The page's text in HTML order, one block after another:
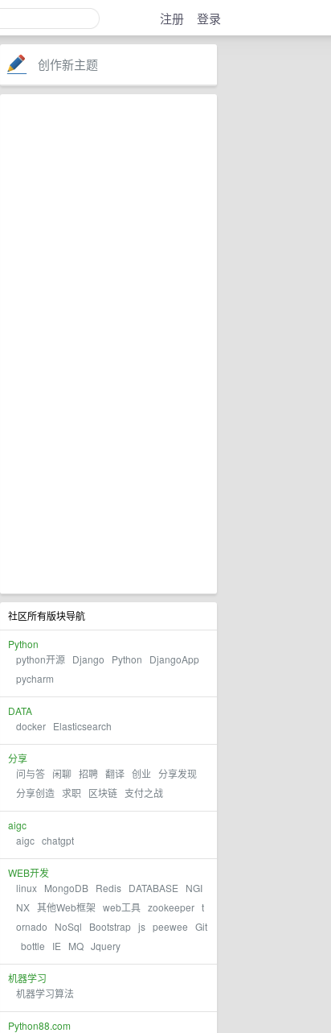
注册 登录
创作新主题
社区所有版块导航
Python
python开源 Django Python
DjangoApp
pycharm
DATA
docker Elasticsearch
分享
问与答 闲聊 招聘 翻译 创业 分享发现
分享创造 求职 区块链 支付之战
aigc
aigc chatgpt
WEB开发
linux MongoDB Redis DATABASE
NGI
NX 其他Web框架 web工具 zookeeper t
ornado
NoSql Bootstrap js peewee Git
bottle
IE MQ Jquery
机器学习
机器学习算法
Python88.com